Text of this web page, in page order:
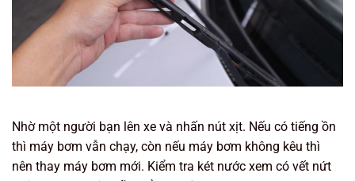
Nhờ một người bạn lên xe và nhấn nút xịt. Nếu có tiếng ồn
thì máy bơm vẫn chạy, còn nếu máy bơm không kêu thì
nên thay máy bơm mới. Kiểm tra két nước xem có vết nứt